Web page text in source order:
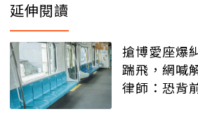
延伸閱讀
搶博愛座爆
踹飛，網喊
律師：恐背